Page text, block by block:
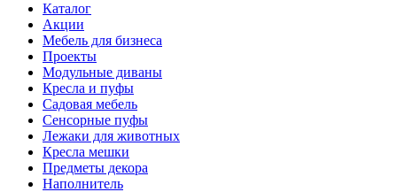
Каталог
Акции
Мебель для бизнеса
Проекты
Модульные диваны
Кресла и пуфы
Садовая мебель
Сенсорные пуфы
Лежаки для животных
Кресла мешки
Предметы декора
Наполнитель